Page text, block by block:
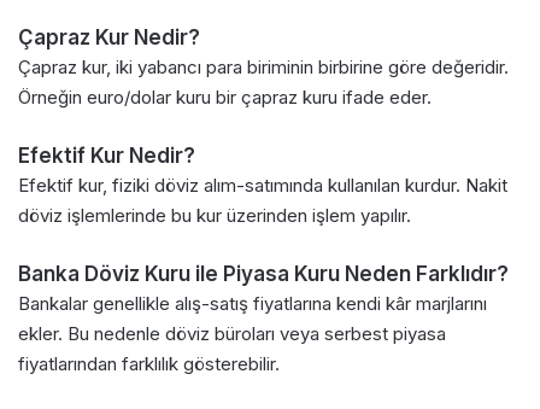
Çapraz Kur Nedir?
Çapraz kur, iki yabancı para biriminin birbirine göre değeridir.
Örneğin euro/dolar kuru bir çapraz kuru ifade eder.
Efektif Kur Nedir?
Efektif kur, fiziki döviz alım-satımında kullanılan kurdur. Nakit
döviz işlemlerinde bu kur üzerinden işlem yapılır.
Banka Döviz Kuru ile Piyasa Kuru Neden Farklıdır?
Bankalar genellikle alış-satış fiyatlarına kendi kâr marjlarını
ekler. Bu nedenle döviz büroları veya serbest piyasa
fiyatlarından farklılık gösterebilir.